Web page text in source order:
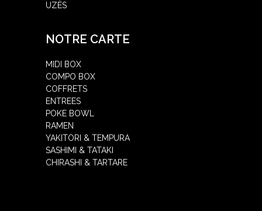
UZÈS
NOTRE CARTE
MIDI BOX
COMPO BOX
COFFRETS
ENTREES
POKE BOWL
RAMEN
YAKITORI & TEMPURA
SASHIMI & TATAKI
CHIRASHI & TARTARE